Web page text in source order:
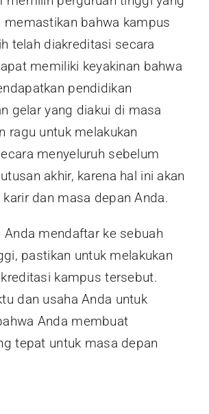
memastikan bahwa kampus
telah diakreditasi secara
memiliki keyakinan bahwa
pendidikan
gelar yang diakui di masa
ragu untuk melakukan
menyeluruh sebelum
akhir, karena hal ini akan
dan masa depan Anda.
mendaftar ke sebuah
pastikan untuk melakukan
kampus tersebut.
dan usaha Anda untuk
Anda membuat
tepat untuk masa depan